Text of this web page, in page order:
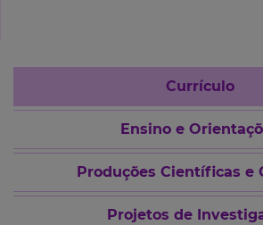
Currículo
Ensino e
Produções Científicas e
Projetos de